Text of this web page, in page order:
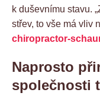
k duševnímu stavu.
střev, to vše má vliv
chiropractor-
Naprosto
společnosti